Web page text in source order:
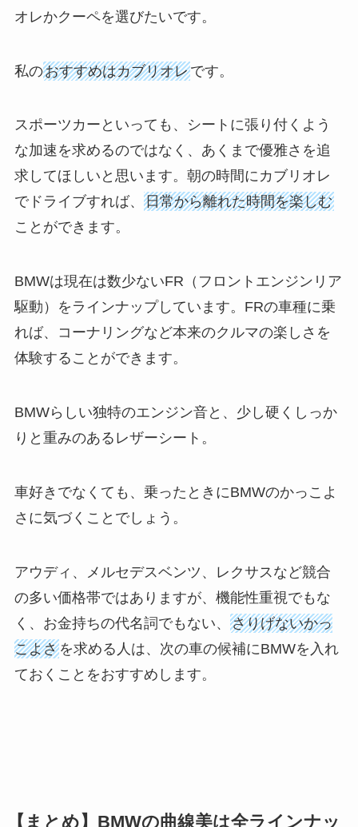
オレかクーペを選びたいです。
私のおすすめはカブリオレです。
スポーツカーといっても、シートに張り付くよう
な加速を求めるのではなく、あくまで優雅さを追
求してほしいと思います。朝の時間にカブリオレ
でドライブすれば、 日常から離れた時間を楽しむ
ことができます。
BMWは現在は数少ないFR（フロントエンジンリア
駆動）をラインナップしています。FRの車種に乗
れば、コーナリングなど本来のクルマの楽しさを
体験することができます。
BMWらしい独特のエンジン音と、少し硬くしっか
りと重みのあるレザーシート。
車好きでなくても、乗ったときにBMWのかっこよ
さに気づくことでしょう。
アウディ、メルセデスベンツ、レクサスなど競合
の多い価格帯ではありますが、機能性重視でもな
く、お金持ちの代名詞でもない、 さりげないかっ
こよさを求める人は、次の車の候補にBMWを入れ
ておくことをおすすめします。
【まとめ】BMWの曲線美は全ラインナッ